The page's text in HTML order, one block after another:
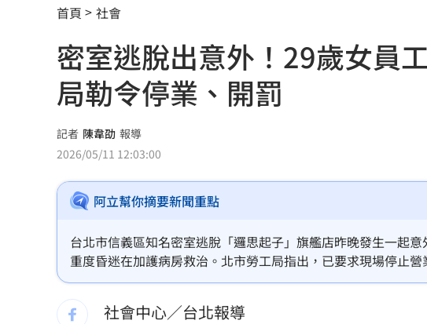
擋暴衝特斯拉「救很多人」賓士車主身分曝
林逸欣首個無父父親節 診所熄燈爆排隊潮 10:58
村神相隔5場炸裂 暫居MLB日籍球員第2多
昔被抹黑擋疫苗 陳時中悲憤1句真相大白
全球人壽曝家庭危機 推它打造風險防護網
71歲姜厚任被勸防詐 反嗆：是我佔便宜吧
新光三越吳昕陽接任無店面公會理事長 10:38
竹市消防博物館回歸！古蹟結合XR防災體驗
首頁 社會
密室逃脫出意外！29歲女員
局勒令停業、開罰
記者 陳韋劭 報導
2026/05/11 12:03:00
阿立幫你摘要新聞重點
台北市信義區知名密室逃脫「邏思起子」旗艦店昨晚發生一起
重度昏迷在加護病房救治。北市勞工局指出，已要求現場停止
社會中心／台北報導